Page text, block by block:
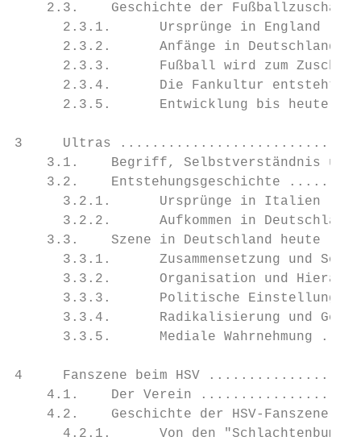
2.3.    Geschichte der
2.3.1.      Ursprünge in England
2.3.2.      Anfänge in Deutschland
2.3.3.      Fußball wird zum
2.3.4.      Die Fankultur entsteht
2.3.5.      Entwicklung bis heute
3     Ultras
3.1.    Begriff, Selbstverständnis
3.2.    Entstehungsgeschichte
3.2.1.      Ursprünge in Italien
3.2.2.      Aufkommen in
3.3.    Szene in Deutschland heute
3.3.1.      Zusammensetzung und
3.3.2.      Organisation und
3.3.3.      Politische
3.3.4.      Radikalisierung und
3.3.5.      Mediale Wahrnehmung
4     Fanszene beim HSV
4.1.    Der Verein
4.2.    Geschichte der HSV‐Fanszene
4.2.1.      Von den